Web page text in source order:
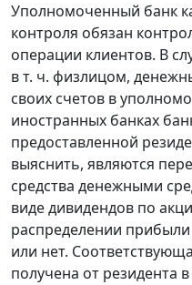
Уполномоченный банк
контроля обязан
операции клиентов. В
в т. ч. физлицом,
своих счетов в
иностранных банках
предоставленной
выяснить, являются
средства денежными
виде дивидендов по
распределении
или нет.
получена от резидента